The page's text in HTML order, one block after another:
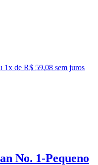
1x de R$ 59,08 sem juros
No. 1-Pequeno